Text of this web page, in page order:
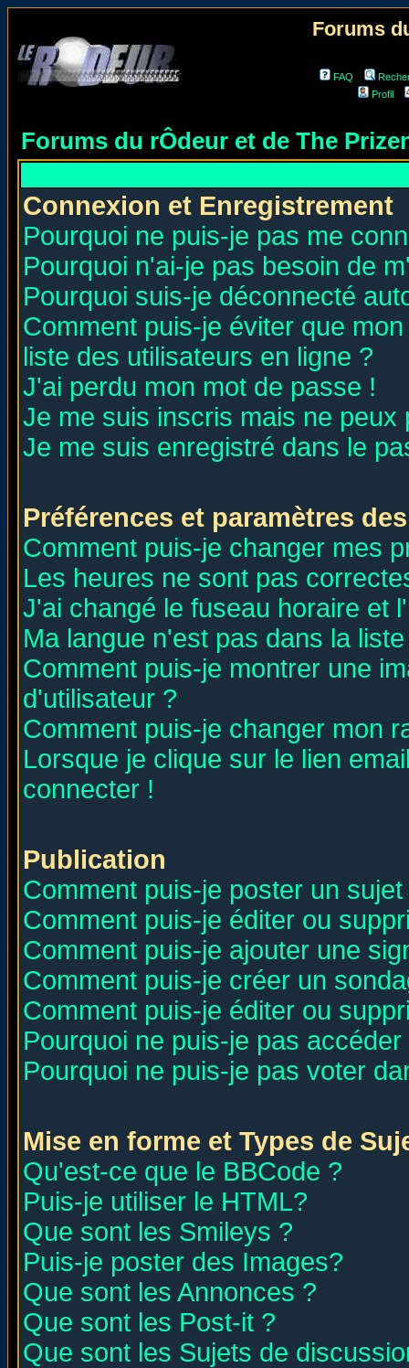
Forums
FAQ
Profil
Forums du rÔdeur et de The
Connexion et Enregistrement
Pourquoi ne puis-je pas me
Pourquoi n'ai-je pas besoin de
Pourquoi suis-je déconnecté
Comment puis-je éviter que
liste des utilisateurs en ligne ?
J'ai perdu mon mot de passe !
Je me suis inscris mais ne peux
Je me suis enregistré dans le
Préférences et paramètres
Comment puis-je changer mes
Les heures ne sont pas
J'ai changé le fuseau horaire et
Ma langue n'est pas dans la
Comment puis-je montrer une
d'utilisateur ?
Comment puis-je changer mon
Lorsque je clique sur le lien
connecter !
Publication
Comment puis-je poster un
Comment puis-je éditer ou
Comment puis-je ajouter une
Comment puis-je créer un
Comment puis-je éditer ou
Pourquoi ne puis-je pas
Pourquoi ne puis-je pas voter
Mise en forme et Types de
Qu'est-ce que le BBCode ?
Puis-je utiliser le HTML?
Que sont les Smileys ?
Puis-je poster des Images?
Que sont les Annonces ?
Que sont les Post-it ?
Que sont les Sujets de